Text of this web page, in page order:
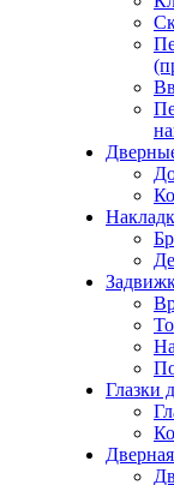
Глазки